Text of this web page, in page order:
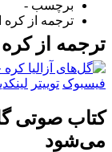
برچسب -
ترجمه از کره
ترجمه از
فیسبوک توییتر
کتاب صوتی
می‌شود